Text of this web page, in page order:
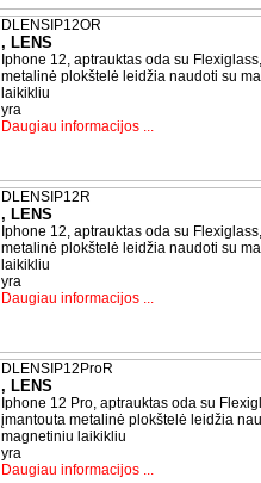
DLENSIP12OR
, LENS
Iphone 12, aptrauktas oda su
metalinė plokštelė leidžia naudoti su
laikikliu
yra
Daugiau informacijos ...
DLENSIP12R
, LENS
Iphone 12, aptrauktas oda su
metalinė plokštelė leidžia naudoti su
laikikliu
yra
Daugiau informacijos ...
DLENSIP12ProR
, LENS
Iphone 12 Pro, aptrauktas oda su
įmantouta metalinė plokštelė leidžia
magnetiniu laikikliu
yra
Daugiau informacijos ...